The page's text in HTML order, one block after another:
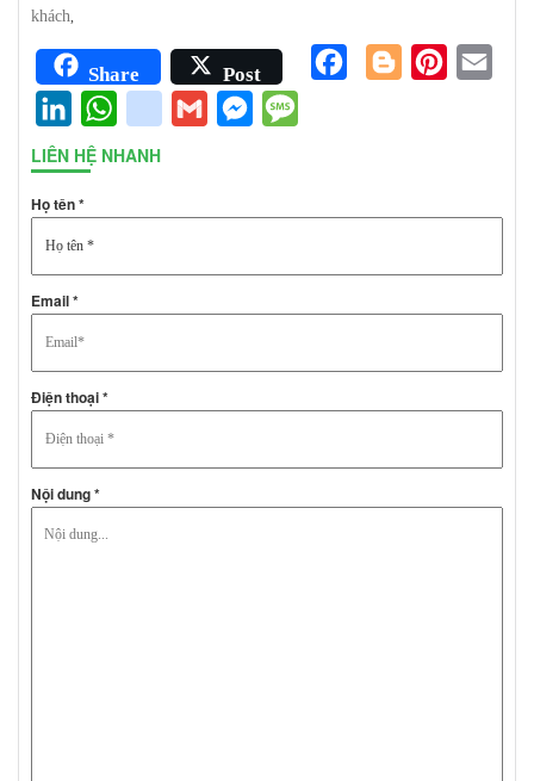
khách
Share Post
FacebookBloggerPinterest
LinkedInWhatsAppgoogle_bookmarks
Gmail Messenger
LIÊN HỆ NHANH
Họ tên *
Email *
Điện thoại *
Nội dung *